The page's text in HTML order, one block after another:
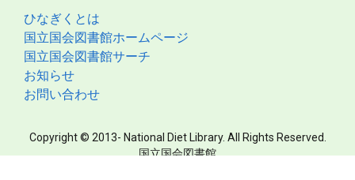
ひなぎくとは
国立国会図書館ホームページ
国立国会図書館サーチ
お知らせ
お問い合わせ
Copyright © 2013- National Diet Library. All Rights Reserved.